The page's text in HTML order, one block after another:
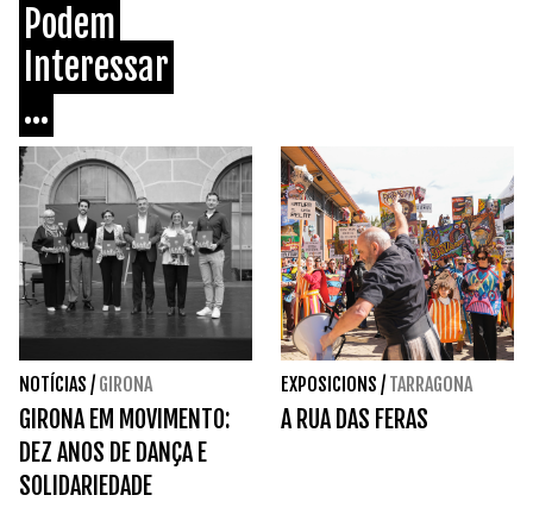
Podem
Interessar
...
NOTÍCIAS / GIRONA
GIRONA EM MOVIMENTO:
DEZ ANOS DE DANÇA E
SOLIDARIEDADE
EXPOSICIONS / TARRAGONA
A RUA DAS FERAS